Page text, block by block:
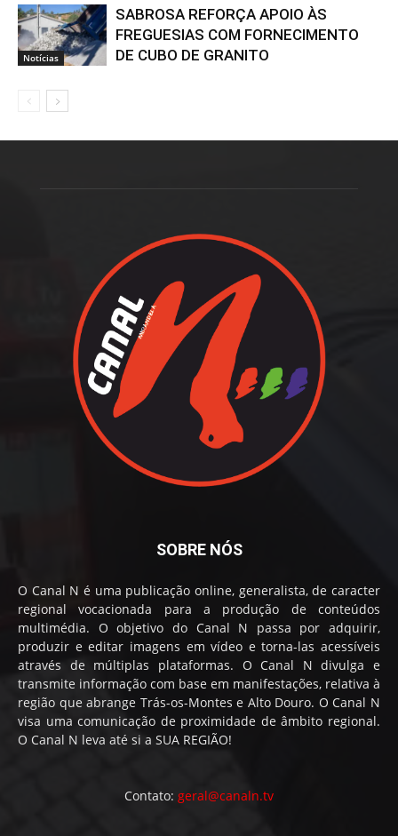
Notícias
SABROSA REFORÇA APOIO ÀS
FREGUESIAS COM FORNECIMENTO
DE CUBO DE GRANITO
SOBRE NÓS
O Canal N é uma publicação online, generalista, de caracter
regional vocacionada para a produção de conteúdos
multimédia. O objetivo do Canal N passa por adquirir,
produzir e editar imagens em vídeo e torna-las acessíveis
através de múltiplas plataformas. O Canal N divulga e
transmite informação com base em manifestações, relativa à
região que abrange Trás-os-Montes e Alto Douro. O Canal N
visa uma comunicação de proximidade de âmbito regional.
O Canal N leva até si a SUA REGIÃO!
Contato: geral@canaln.tv